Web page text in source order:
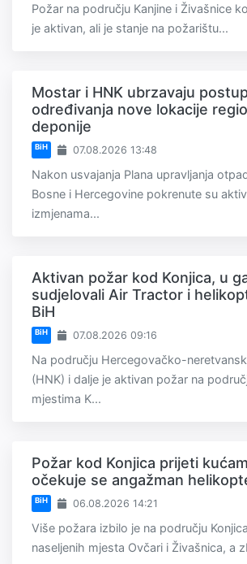
Požar na području Kanjine i Živašnice
je aktivan, ali je stanje na požarištu...
Mostar i HNK ubrzavaju
određivanja nove lokacije
deponije
BiH 07.08.2026 13:48
Nakon usvajanja Plana upravljanja
Bosne i Hercegovine pokrenute su
izmjenama...
Aktivan požar kod Konjica, u
sudjelovali Air Tractor i
BiH
BiH 07.08.2026 09:16
Na području Hercegovačko-
(HNK) i dalje je aktivan požar na
mjestima K...
Požar kod Konjica prijeti
očekuje se angažman
BiH 06.08.2026 14:21
Više požara izbilo je na području
naseljenih mjesta Ovčari i Živašnica, a